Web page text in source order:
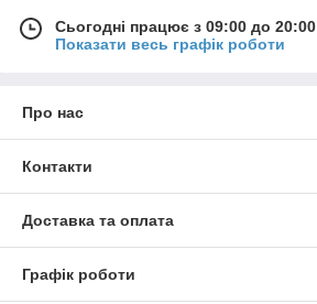
Сьогодні працює з 09:00 до 20:00
Показати весь графік роботи
Про нас
Контакти
Доставка та оплата
Графік роботи